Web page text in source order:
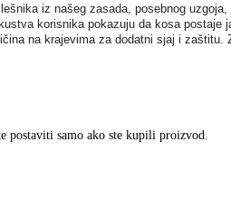
iz našeg zasada, posebnog
korisnika pokazuju da kosa
na krajevima za dodatni sjaj i
postaviti samo ako ste kupili proizvod.